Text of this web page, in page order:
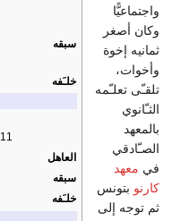
سبقه
خلـَفه
11 أبريل 1956 – 25 يوليو 1957
العاهل
سبقه
خلـَفه
واجتماعيًّا
وكان أصغر
ثمانيه إخوة
وأخوات،
تلقـّى تعلـّمه
الثـّانوي
بالمعهد
الصـّادقي
في معهد
كارنو بتونس
ثم توجه إلى